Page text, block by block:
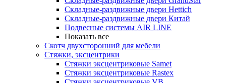
Складные-раздвижные двери Hettich
Складные-раздвижные двери Китай
Подвесные системы AIR LINE
Показать все
Скотч двухсторонний для мебели
Стяжки, эксцентрики
Cтяжки эксцентриковые Samet
Стяжки эксцентриковые Rastex